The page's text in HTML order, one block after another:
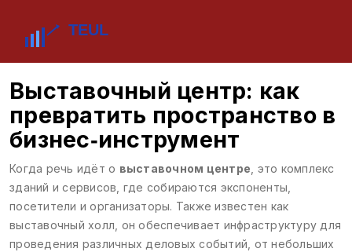
Выставочный центр: как
превратить пространство в
бизнес‑инструмент
Когда речь идёт о выставочном центре это комплекс
зданий и сервисов, где собираются экспоненты,
посетители и организаторы. Также известен как
выставочный холл , онобеспечивает инфраструктуру для
проведения различных деловых событий, от небольших